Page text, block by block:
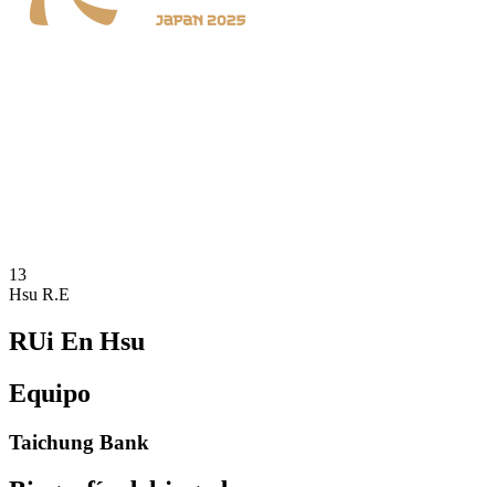
13
Hsu R.E
RUi En Hsu
Equipo
Taichung Bank